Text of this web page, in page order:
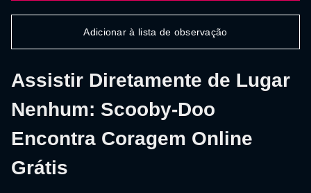
Assistir Diretamente de Lugar
Nenhum: Scooby-Doo
Encontra Coragem Online
Grátis
Adicionar à lista de observação